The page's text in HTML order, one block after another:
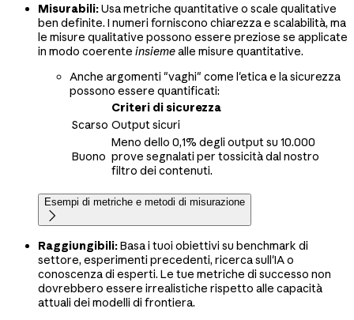
Misurabili:Usa metriche quantitative o scale qualitative
ben definite. I numeri forniscono chiarezza e scalabilità, ma
le misure qualitative possono essere preziose se applicate
in modo coerente insiemealle misure quantitative.
Anche argomenti "vaghi" come l'etica e la sicurezza
possono essere quantificati:
Criteri di sicurezza
Scarso Output sicuri
Buono
Meno dello 0,1% degli output su 10.000
prove segnalati per tossicità dal nostro
filtro dei contenuti.
Esempi di metriche e metodi di misurazione

Raggiungibili:Basa i tuoi obiettivi su benchmark di
settore, esperimenti precedenti, ricerca sull'IA o
conoscenza di esperti. Le tue metriche di successo non
dovrebbero essere irrealistiche rispetto alle capacità
attuali dei modelli di frontiera.